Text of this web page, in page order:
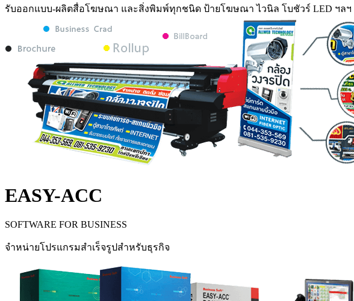
รับออกแบบ-ผลิตสื่อโฆษณา และสิ่งพิมพ์ทุกชนิด ป้ายโฆษณา ไวนิล โบชัวร์ LED ฯลฯ
EASY-ACC
SOFTWARE FOR BUSINESS
จำหน่ายโปรแกรมสำเร็จรูปสำหรับธุรกิจ